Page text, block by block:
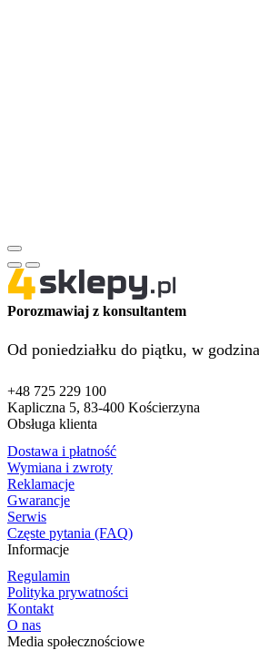
Porozmawiaj z konsultantem
Od poniedziałku do piątku, w
+48 725 229 100
Kapliczna 5, 83-400 Kościerzyna
Obsługa klienta
Dostawa i płatność
Wymiana i zwroty
Reklamacje
Gwarancje
Serwis
Częste pytania (FAQ)
Informacje
Regulamin
Polityka prywatności
Kontakt
O nas
Media społecznościowe